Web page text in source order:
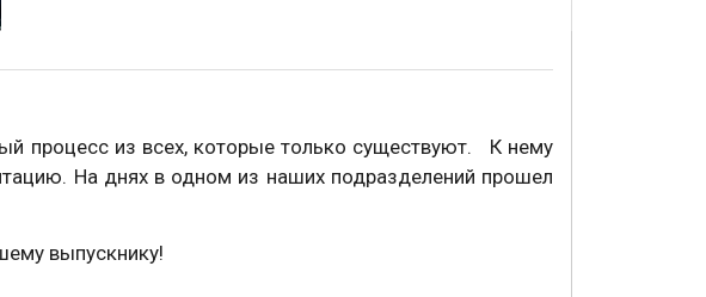
процесс из всех, которые только существуют. К нему
На днях в одном из наших подразделений прошел
выпускнику!